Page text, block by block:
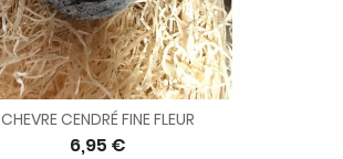
CHEVRE CENDRÉ FINE FLEUR
6,95 €